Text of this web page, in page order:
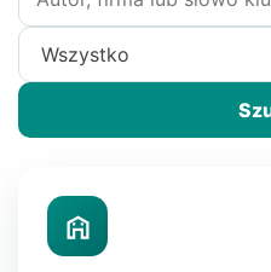
hasło
Zakres
wyszukiwania